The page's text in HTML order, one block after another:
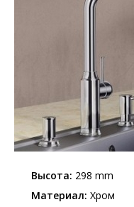
Высота: 298 mm
Материал: Хром